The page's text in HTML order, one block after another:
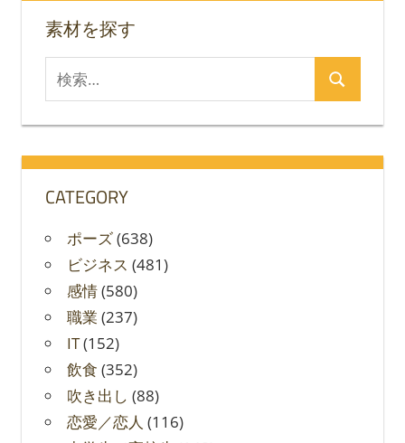
り素材を探す
索
対
検
CATEGORY
ポーズ(638)
ビジネス (481)
感情(580)
職業 (237)
IT(152)
飲食 (352)
吹き出し (88)
恋愛／恋人 (116)